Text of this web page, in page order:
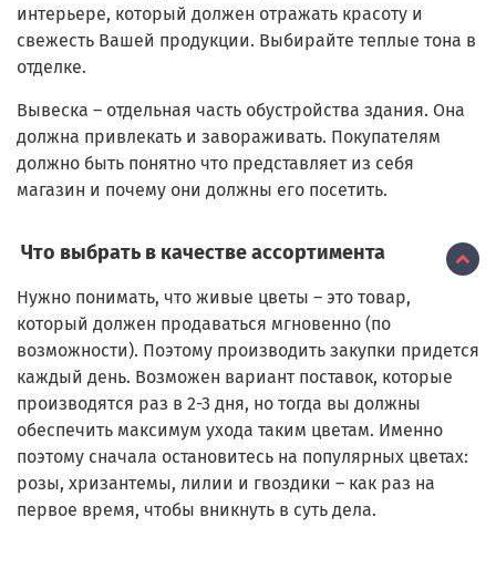
интерьере, который должен отражать красоту и
свежесть Вашей продукции. Выбирайте теплые тона в
отделке.
Вывеска – отдельная часть обустройства здания. Она
должна привлекать и завораживать. Покупателям
должно быть понятно что представляет из себя
магазин и почему они должны его посетить.
Что выбрать в качестве ассортимента
Нужно понимать, что живые цветы – это товар,
который должен продаваться мгновенно (по
возможности). Поэтому производить закупки придется
каждый день. Возможен вариант поставок, которые
производятся раз в 2-3 дня, но тогда вы должны
обеспечить максимум ухода таким цветам. Именно
поэтому сначала остановитесь на популярных цветах:
розы, хризантемы, лилии и гвоздики – как раз на
первое время, чтобы вникнуть в суть дела.